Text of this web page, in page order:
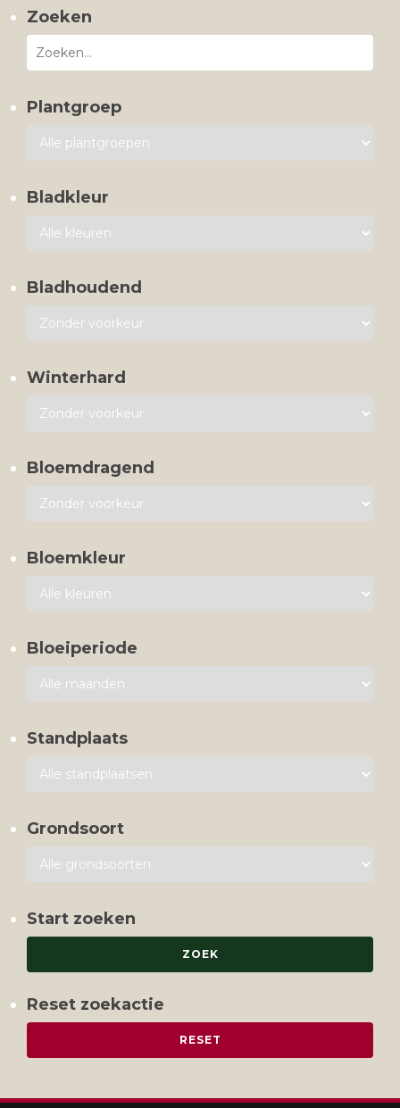
Zoeken
Plantgroep
Bladkleur
Bladhoudend
Winterhard
Bloemdragend
Bloemkleur
Bloeiperiode
Standplaats
Grondsoort
Start zoeken
Reset zoekactie